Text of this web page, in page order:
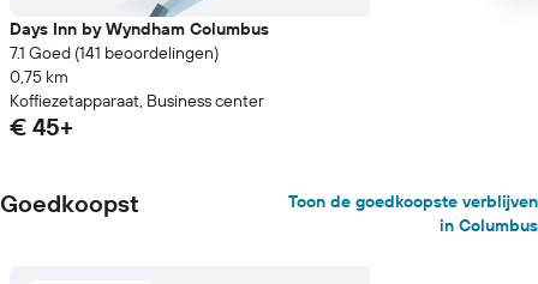
Days Inn by Wyndham Columbus
7.1 Goed (141 beoordelingen)
0,75 km
Koffiezetapparaat, Business center
€ 45+
Goedkoopst
Toon de goedkoopste verblijven
in Columbus